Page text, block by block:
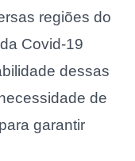
regiões do
Covid-19
dessas
de
garantir